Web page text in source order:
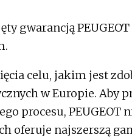
gwarancją
celu, jakim jest
w Europie. Aby
procesu, PEUGEOT
oferuje najszerszą